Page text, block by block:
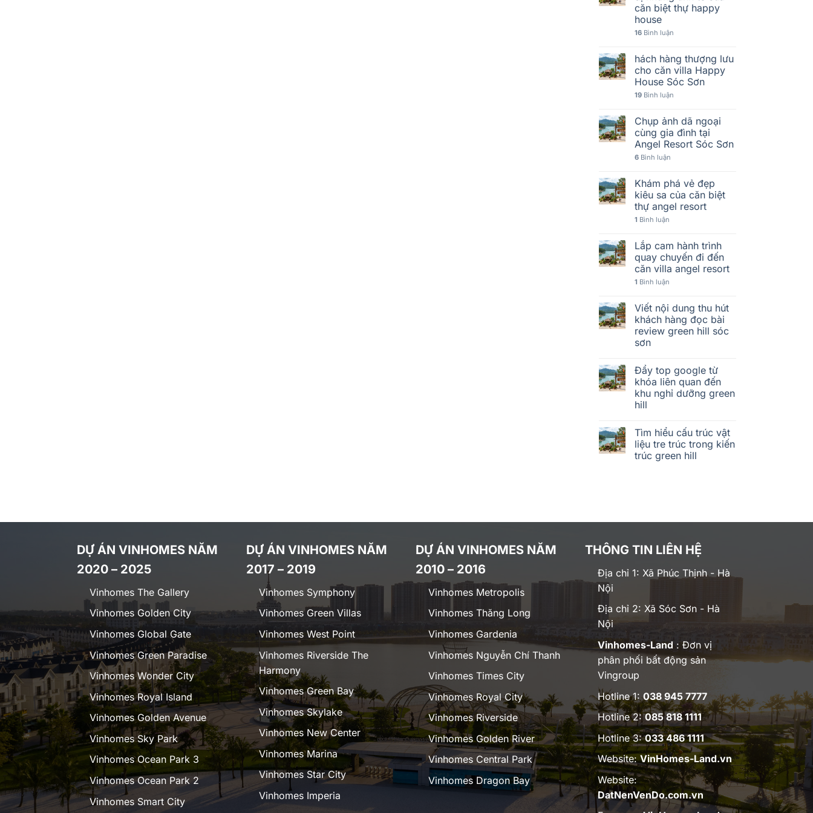
căn biệt thự happy
house
16Bình luận
hách hàng thượng lưu
cho căn villa Happy
House Sóc Sơn
19Bình luận
Chụp ảnh dã ngoại
cùng gia đình tại
Angel Resort Sóc Sơn
6Bình luận
Khám phá vẻ đẹp
kiêu sa của căn biệt
thự angel resort
1 Bình luận
Lắp cam hành trình
quay chuyến đi đến
căn villa angel resort
1 Bình luận
Viết nội dung thu hút
khách hàng đọc bài
review green hill sóc
sơn
Đẩy top google từ
khóa liên quan đến
khu nghỉ dưỡng green
hill
Tìm hiểu cấu trúc vật
liệu tre trúc trong kiến
trúc green hill
DỰ ÁN VINHOMES NĂM
2020 – 2025
Vinhomes The Gallery
Vinhomes Golden City
Vinhomes Global Gate
Vinhomes Green Paradise
Vinhomes Wonder City
Vinhomes Royal Island
Vinhomes Golden Avenue
Vinhomes Sky Park
Vinhomes Ocean Park 3
Vinhomes Ocean Park 2
Vinhomes Smart City
DỰ ÁN VINHOMES NĂM
2017 – 2019
Vinhomes Symphony
Vinhomes Green Villas
Vinhomes West Point
Vinhomes Riverside The
Harmony
Vinhomes Green Bay
Vinhomes Skylake
Vinhomes New Center
Vinhomes Marina
Vinhomes Star City
Vinhomes Imperia
DỰ ÁN VINHOMES NĂM
2010 – 2016
Vinhomes Metropolis
Vinhomes Thăng Long
Vinhomes Gardenia
Vinhomes Nguyễn Chí Thanh
Vinhomes Times City
Vinhomes Royal City
Vinhomes Riverside
Vinhomes Golden River
Vinhomes Central Park
Vinhomes Dragon Bay
THÔNG TIN LIÊN HỆ
Địa chỉ 1: Xã Phúc Thịnh - Hà
Nội
Địa chỉ 2: Xã Sóc Sơn - Hà
Nội
Vinhomes-Land: Đơn vị
phân phối bất động sản
Vingroup
Hotline 1:038 945 7777
Hotline 2:085 818 1111
Hotline 3:033 486 1111
Website:VinHomes-Land.vn
Website:
DatNenVenDo.com.vn